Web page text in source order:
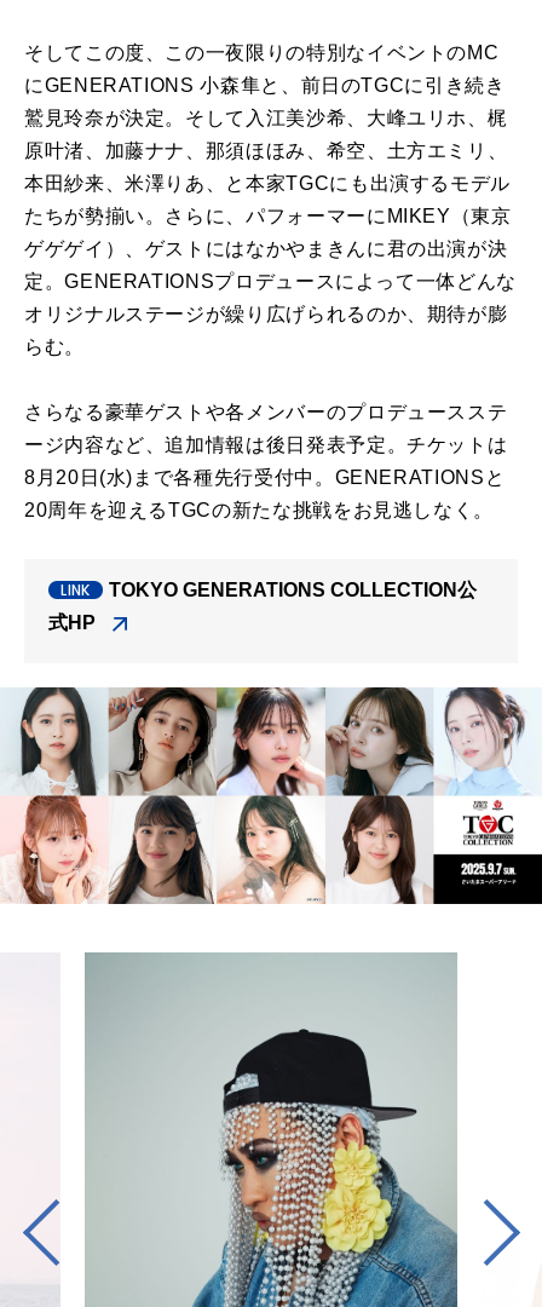
そしてこの度、この一夜限りの特別なイベントのMC
にGENERATIONS 小森隼と、前日のTGCに引き続き
鷲見玲奈が決定。そして入江美沙希、大峰ユリホ、梶
原叶渚、加藤ナナ、那須ほほみ、希空、土方エミリ、
本田紗来、米澤りあ、と本家TGCにも出演するモデル
たちが勢揃い。さらに、パフォーマーにMIKEY（東京
ゲゲゲイ）、ゲストにはなかやまきんに君の出演が決
定。GENERATIONSプロデュースによって一体どんな
オリジナルステージが繰り広げられるのか、期待が膨
らむ。
さらなる豪華ゲストや各メンバーのプロデュースステ
ージ内容など、追加情報は後日発表予定。チケットは
8月20日(水)まで各種先行受付中。GENERATIONSと
20周年を迎えるTGCの新たな挑戦をお見逃しなく。
TOKYO GENERATIONS COLLECTION公
式HP